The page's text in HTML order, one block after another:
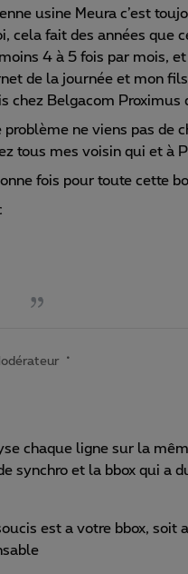
usine Meura c’est
cela fait des années que
4 à 5 fois par mois,
de la journée et mon
chez Belgacom
problème ne viens pas de
tous mes voisin qui et à
fois pour toute cette
chaque ligne sur la
synchro et la bbox qui a
est a votre bbox, soit